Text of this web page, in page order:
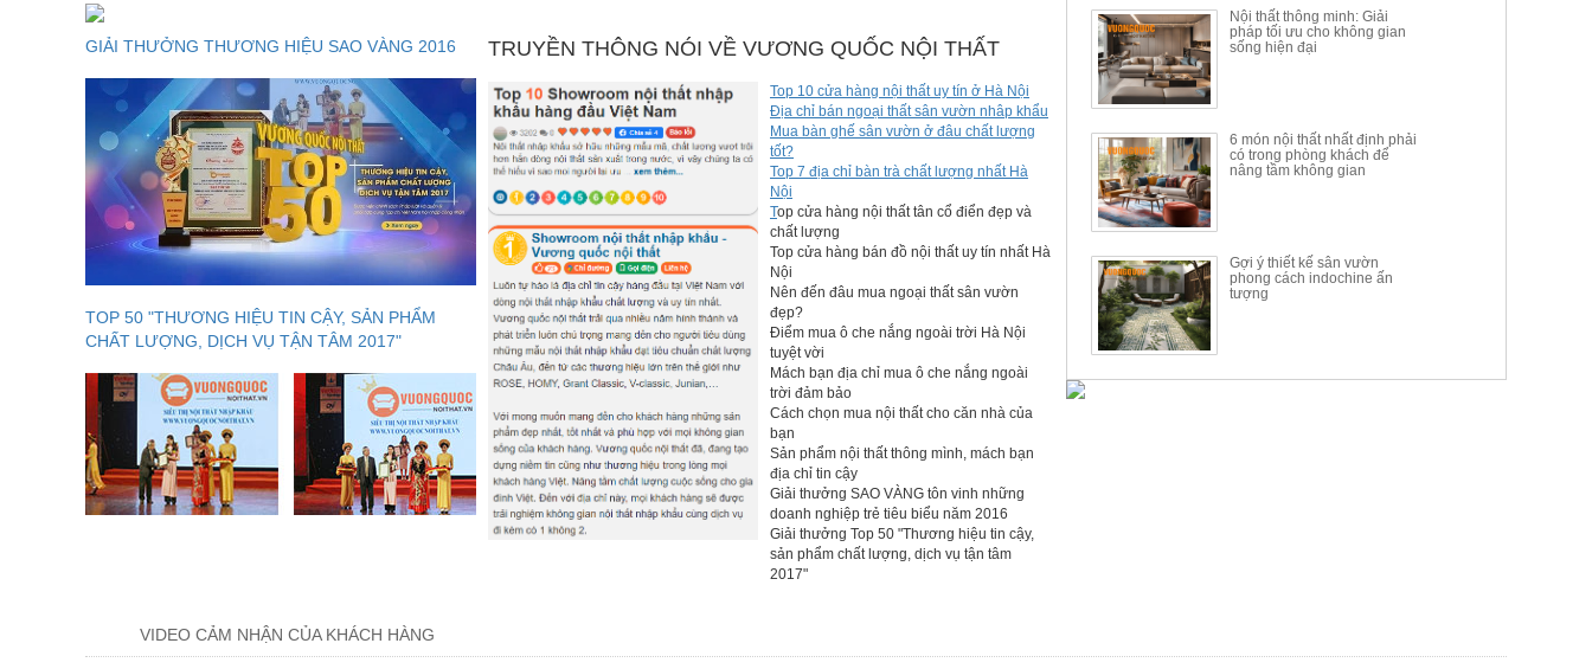
GIẢI THƯỞNG THƯƠNG HIỆU SAO VÀNG 2016
TOP 50 "THƯƠNG HIỆU TIN CẬY, SẢN PHẨM
CHẤT LƯỢNG, DỊCH VỤ TẬN TÂM 2017"
TRUYỀN THÔNG NÓI VỀ VƯƠNG QUỐC NỘI THẤT
Top 10 cửa hàng nội thất uy tín ở Hà Nội
Địa chỉ bán ngoại thất sân vườn nhâp khẩu
Mua bàn ghế sân vườn ở đâu chất lượng
tốt?
Top 7 địa chỉ bàn trà chất lượng nhất Hà
Nội
Top cửa hàng nội thất tân cổ điển đẹp và
chất lượng
Top cửa hàng bán đồ nội thất uy tín nhất Hà
Nội
Nên đến đâu mua ngoại thất sân vườn
đẹp?
Điểm mua ô che nắng ngoài trời Hà Nội
tuyệt vời
Mách bạn địa chỉ mua ô che nắng ngoài
trời đảm bảo
Cách chọn mua nội thất cho căn nhà của
bạn
Sản phẩm nội thất thông mình, mách bạn
địa chỉ tin cậy
Giải thưởng SAO VÀNG tôn vinh những
doanh nghiệp trẻ tiêu biểu năm 2016
Giải thưởng Top 50 "Thương hiệu tin cậy,
sản phẩm chất lượng, dịch vụ tận tâm
2017"
Nội thất thông minh: Giải
pháp tối ưu cho không gian
sống hiện đại
6 món nội thất nhất định phải
có trong phòng khách để
nâng tầm không gian
Gợi ý thiết kế sân vườn
phong cách indochine ấn
tượng
VIDEO CẢM NHẬN CỦA KHÁCH HÀNG